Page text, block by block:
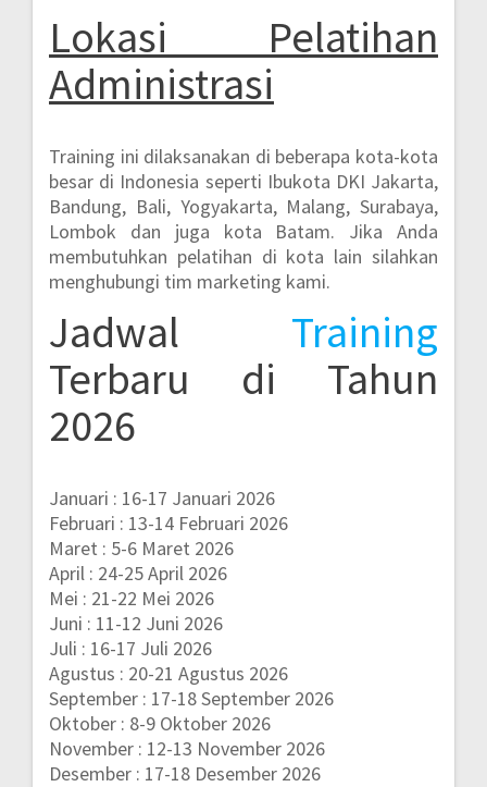
Lokasi Pelatihan
Administrasi
Training ini dilaksanakan di beberapa kota-kota
besar di Indonesia seperti Ibukota DKI Jakarta,
Bandung, Bali, Yogyakarta, Malang, Surabaya,
Lombok dan juga kota Batam. Jika Anda
membutuhkan pelatihan di kota lain silahkan
menghubungi tim marketing kami.
Jadwal Training
Terbaru di Tahun
2026
Januari : 16-17 Januari 2026
Februari : 13-14 Februari 2026
Maret : 5-6 Maret 2026
April : 24-25 April 2026
Mei : 21-22 Mei 2026
Juni : 11-12 Juni 2026
Juli : 16-17 Juli 2026
Agustus : 20-21 Agustus 2026
September : 17-18 September 2026
Oktober : 8-9 Oktober 2026
November : 12-13 November 2026
Desember : 17-18 Desember 2026